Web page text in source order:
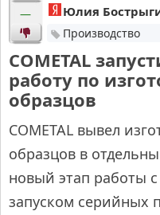
— Юлия
Производство
COMETAL
работу по
образцов
COMETAL вывел
образцов в
новый этап работы
запуском серийных